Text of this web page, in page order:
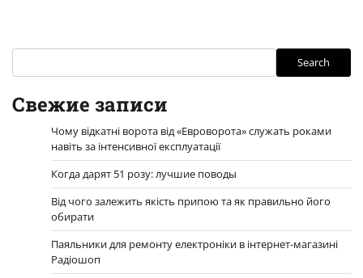
Search
Свежие записи
Чому відкатні ворота від «Евроворота» служать роками
навіть за інтенсивної експлуатації
Когда дарят 51 розу: лучшие поводы
Від чого залежить якість припою та як правильно його
обирати
Паяльники для ремонту електроніки в інтернет-магазині
Радіошоп